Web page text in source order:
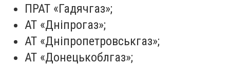
ПРАТ «Гадячгаз»;
АТ «Дніпрогаз»;
АТ «Дніпропетровськгаз»;
АТ «Донецькоблгаз»;